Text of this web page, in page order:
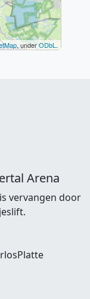
Arena
vervangen door